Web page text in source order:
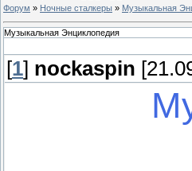
Форум » Ночные сталкеры » Музыкальная
Музыкальная Энциклопедия
[1] nockaspin